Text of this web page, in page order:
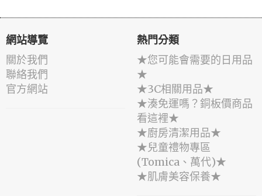
網站導覽
關於我們
聯絡我們
官方網站
熱門分類
★您可能會需要的日用品
★
★3C相關用品★
★湊免運嗎？銅板價商品
看這裡★
★廚房清潔用品★
★兒童禮物專區
(Tomica、萬代)★
★肌膚美容保養★